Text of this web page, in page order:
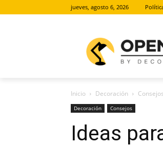
jueves, agosto 6, 2026
Inicio Decoración Consejos
Decoración Consejos
Ideas